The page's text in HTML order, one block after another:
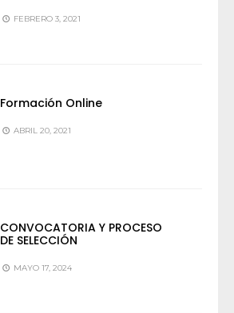
FEBRERO 3, 2021
Formación Online
ABRIL 20, 2021
CONVOCATORIA Y PROCESO
DE SELECCIÓN
MAYO 17, 2024